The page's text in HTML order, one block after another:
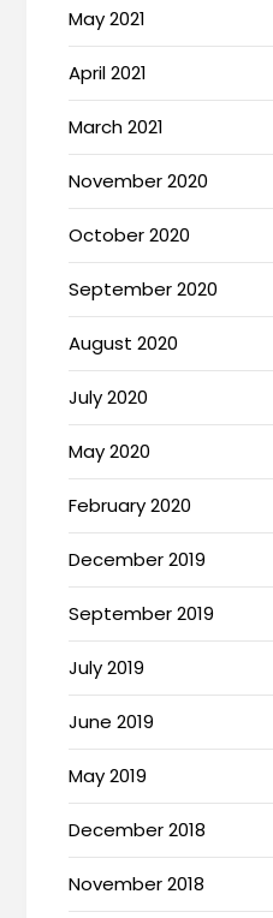
May 2021
April 2021
March 2021
November 2020
October 2020
September 2020
August 2020
July 2020
May 2020
February 2020
December 2019
September 2019
July 2019
June 2019
May 2019
December 2018
November 2018